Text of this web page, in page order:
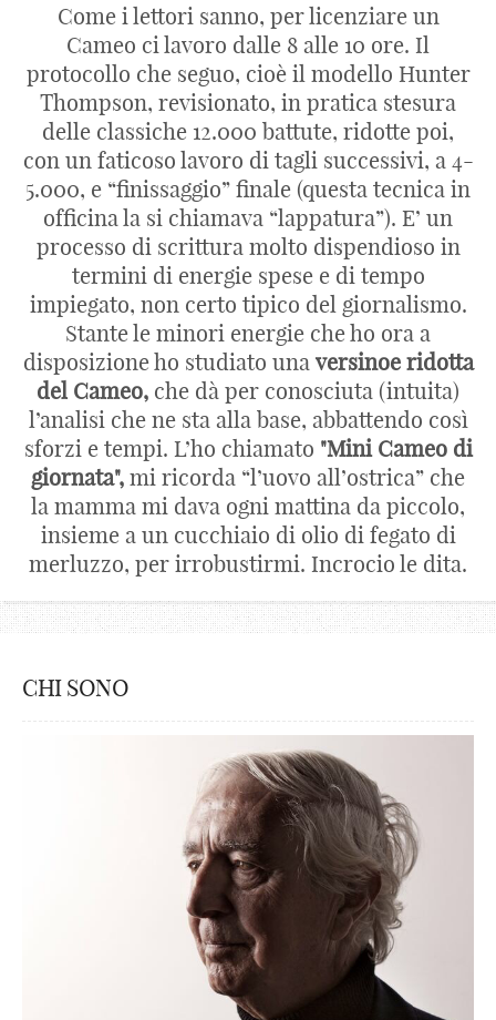
Come i lettori sanno, per licenziare un
Cameo ci lavoro dalle 8 alle 10 ore. Il
protocollo che seguo, cioè il modello Hunter
Thompson, revisionato, in pratica stesura
delle classiche 12.000 battute, ridotte poi,
con un faticoso lavoro di tagli successivi, a 4-
5.000, e “finissaggio” finale (questa tecnica in
officina la si chiamava “lappatura”). E’ un
processo di scrittura molto dispendioso in
termini di energie spese e di tempo
impiegato, non certo tipico del giornalismo.
Stante le minori energie che ho ora a
disposizione ho studiato una versinoe ridotta
del Cameo, che dà per conosciuta (intuita)
l’analisi che ne sta alla base, abbattendo così
sforzi e tempi. L’ho chiamato "Mini Cameo di
giornata", mi ricorda “l’uovo all’ostrica” che
la mamma mi dava ogni mattina da piccolo,
insieme a un cucchiaio di olio di fegato di
merluzzo, per irrobustirmi. Incrocio le dita.
CHI SONO